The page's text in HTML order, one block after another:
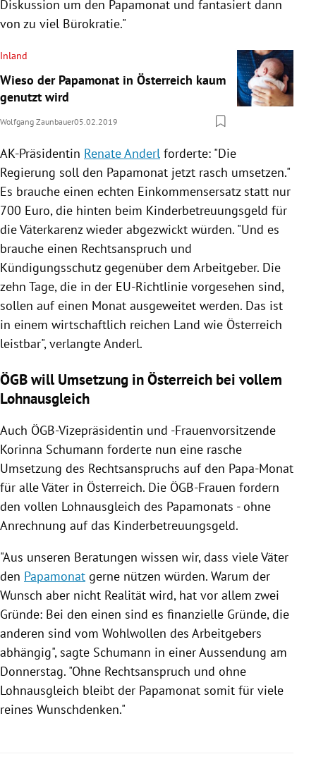
Diskussion um den Papamonat und fantasiert dann
von zu viel Bürokratie."
Inland
Wieso der Papamonat in Österreich kaum
genutzt wird
Wolfgang Zaunbauer05.02.2019
AK-Präsidentin Renate Anderl forderte: "Die
Regierung soll den Papamonat jetzt rasch umsetzen."
Es brauche einen echten Einkommensersatz statt nur
700 Euro, die hinten beim Kinderbetreuungsgeld für
die Väterkarenz wieder abgezwickt würden. "Und es
brauche einen Rechtsanspruch und
Kündigungsschutzgegenüber dem Arbeitgeber. Die
zehn Tage, die in der EU-Richtlinie vorgesehen sind,
sollen auf einen Monat ausgeweitet werden. Das ist
in einem wirtschaftlich reichen Land wie Österreich
leistbar", verlangteAnderl.
ÖGB will Umsetzung in Österreich bei vollem
Lohnausgleich
Auch ÖGB-Vizepräsidentin und -Frauenvorsitzende
Korinna Schumann forderte nun eine rasche
Umsetzung des Rechtsanspruchs auf den Papa-Monat
für alle Väter in Österreich. Die ÖGB-Frauen fordern
den vollen Lohnausgleich des Papamonats - ohne
Anrechnung auf das Kinderbetreuungsgeld.
"Aus unseren Beratungen wissen wir, dass viele Väter
den Papamonat gerne nützen würden. Warum der
Wunsch aber nicht Realität wird, hat vor allem zwei
Gründe: Bei den einen sind es finanzielle Gründe, die
anderen sind vom Wohlwollen des Arbeitgebers
abhängig", sagte Schumann in einer Aussendung am
Donnerstag. "Ohne Rechtsanspruch und ohne
Lohnausgleich bleibt der Papamonat somit für viele
reines Wunschdenken."